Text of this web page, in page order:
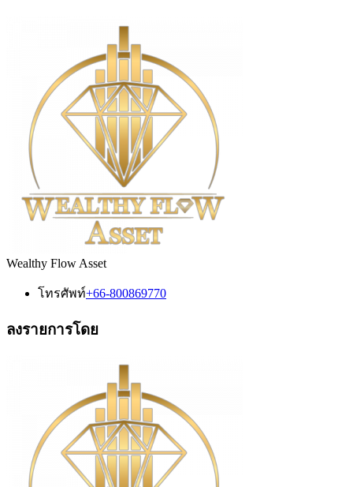
Wealthy Flow Asset
โทรศัพท์+66-800869770
ลงรายการโดย